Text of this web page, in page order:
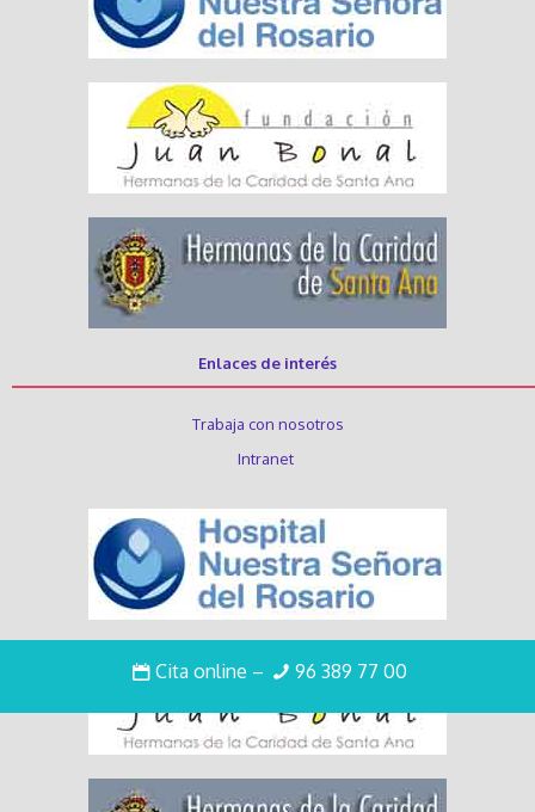
Cita online – 96 389 77 00
Enlaces de interés
Trabaja con nosotros
Intranet